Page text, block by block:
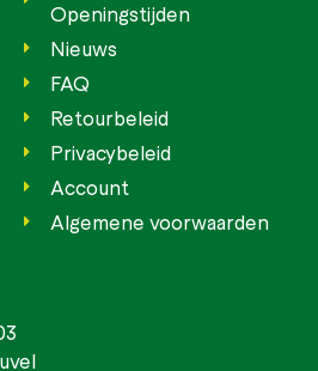
Openingstijden
Nieuws
FAQ
Retourbeleid
Privacybeleid
Account
Algemene voorwaarden